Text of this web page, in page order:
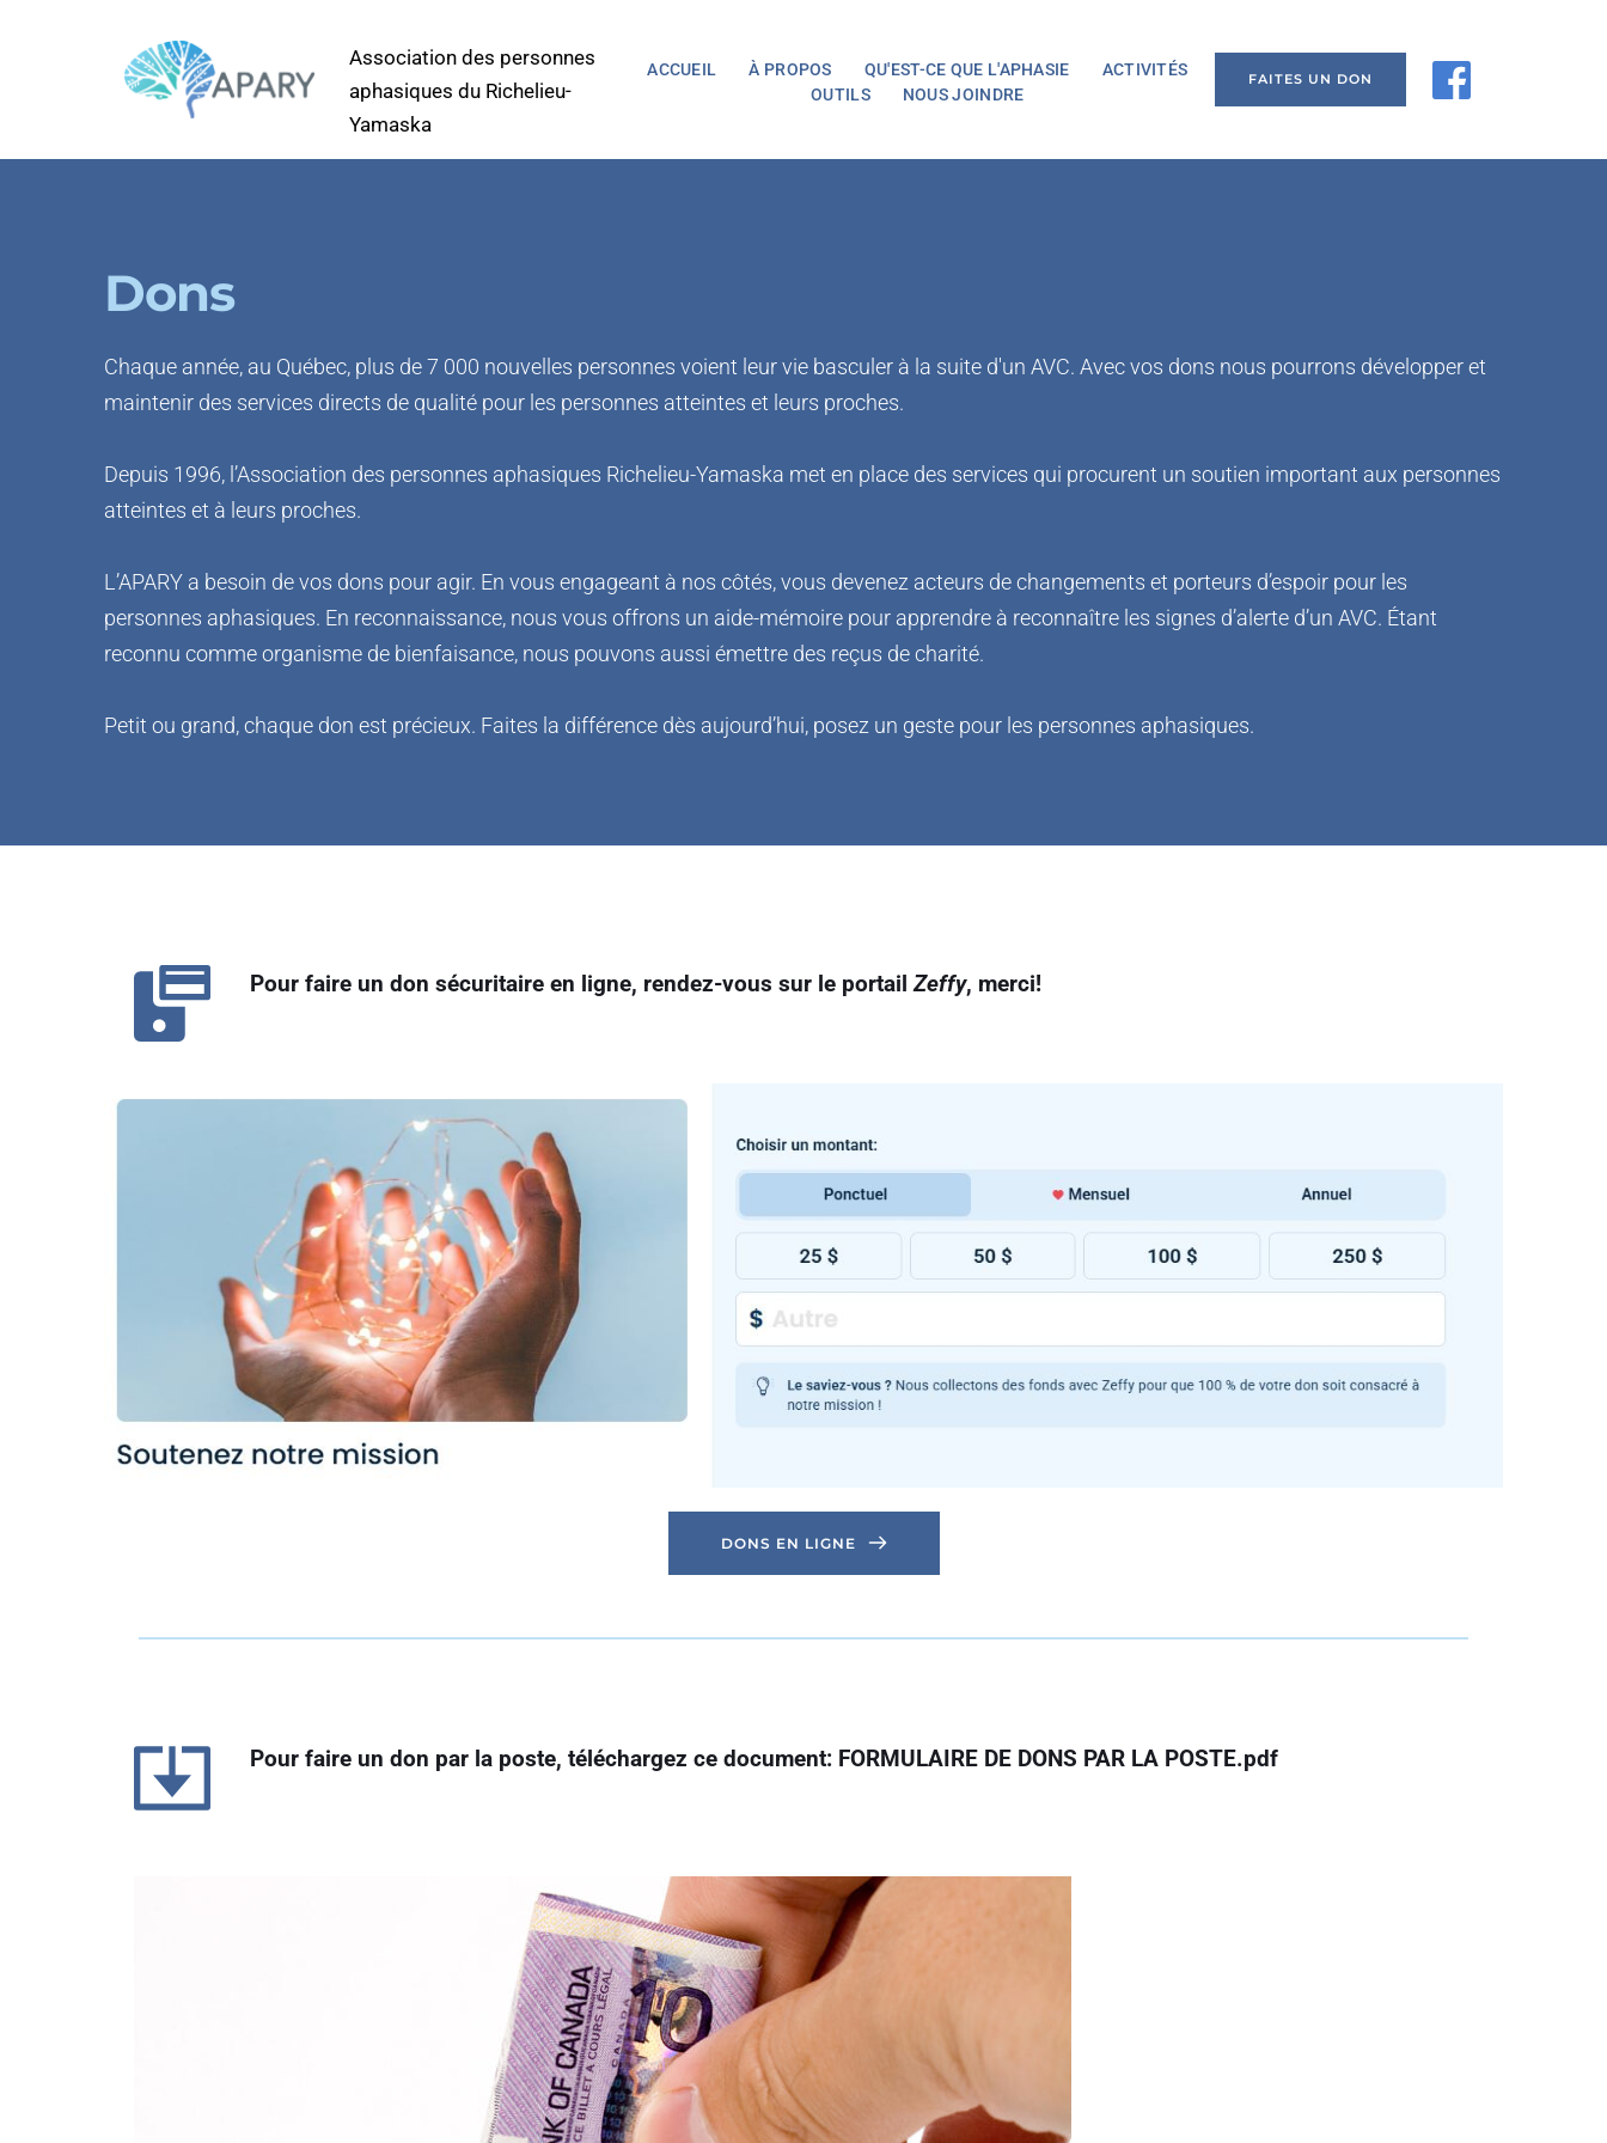
Association des personnes
aphasiques du Richelieu-
Yamaska
ACCUEIL À PROPOS QU'EST-CE QUE L'APHASIE
ACTIVITÉS
OUTILS
NOUS JOINDRE
FAITES UN DON
Dons
Chaque année, au Québec, plus de 7 000 nouvelles personnes voient leur vie basculer à la suite d'un AVC. Avec vos dons nous pourrons développer et
maintenir des services directs de qualité pour les personnes atteintes et leurs proches.
Depuis 1996, l’Association des personnes aphasiques Richelieu-Yamaska met en place des services qui procurent un soutien important aux personnes
atteintes et à leurs proches.
L’APARY a besoin de vos dons pour agir. En vous engageant à nos côtés, vous devenez acteurs de changements et porteurs d’espoir pour les
personnes aphasiques. En reconnaissance, nous vous offrons un aide-mémoire pour apprendre à reconnaître les signes d’alerte d’un AVC. Étant
reconnu comme organisme de bienfaisance, nous pouvons aussi émettre des reçus de charité.
Petit ou grand, chaque don est précieux. Faites la différence dès aujourd’hui, posez un geste pour les personnes aphasiques.
Pour faire un don sécuritaire en ligne, rendez-vous sur le portail Zeffy, merci!
DONS EN LIGNE
Pour faire un don par la poste, téléchargez ce document: FORMULAIRE DE DONS PAR LA POSTE.pdf